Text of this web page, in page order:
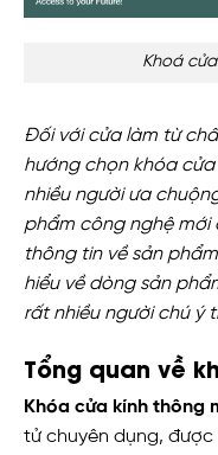
Khoá
Đối với cửa làm từ
hướng chọn khóa
nhiều người ưa
phẩm công nghệ mới
thông tin về sản
hiểu về dòng sản
rất nhiều người chú ý
Tổng quan về
Khóa cửa kính thông
tử chuyên dụng,